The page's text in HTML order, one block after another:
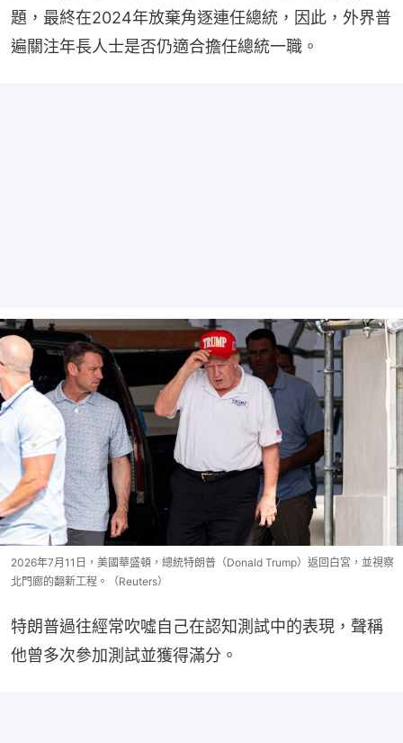
題，最終在2024年放棄角逐連任總統，因此，外界普
遍關注年長人士是否仍適合擔任總統一職。
2026年7月11日，美國華盛頓，總統特朗普（Donald Trump）返回白宮，並視察
北門廊的翻新工程。（Reuters）
特朗普過往經常吹噓自己在認知測試中的表現，聲稱
他曾多次參加測試並獲得滿分。